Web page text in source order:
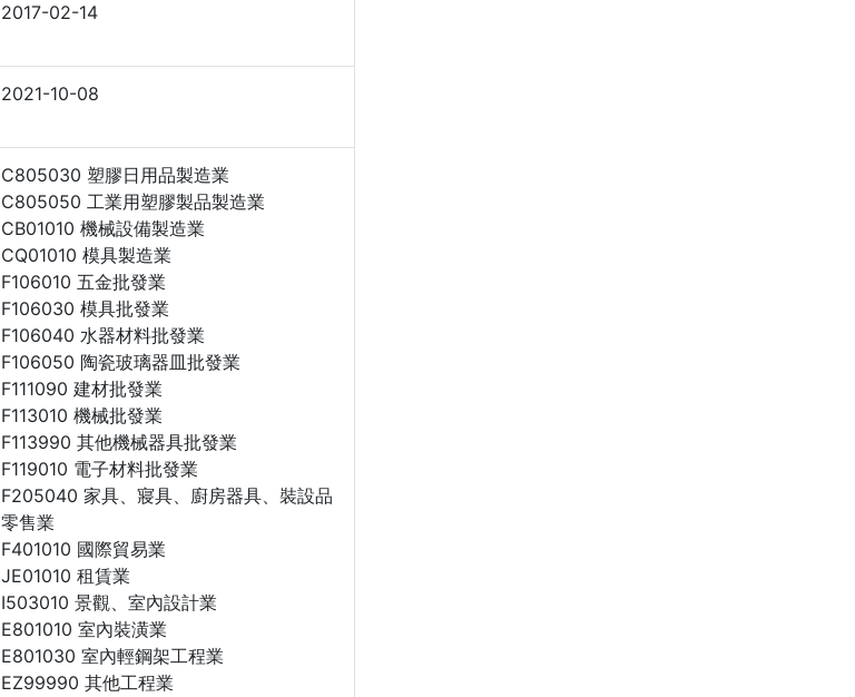
2017-02-14
2021-10-08
C805030 塑膠日用品製造業
C805050 工業用塑膠製品製造業
CB01010 機械設備製造業
CQ01010 模具製造業
F106010 五金批發業
F106030 模具批發業
F106040 水器材料批發業
F106050 陶瓷玻璃器皿批發業
F111090 建材批發業
F113010 機械批發業
F113990 其他機械器具批發業
F119010 電子材料批發業
F205040 家具、寢具、廚房器具、裝設品
零售業
F401010 國際貿易業
JE01010 租賃業
I503010 景觀、室內設計業
E801010 室內裝潢業
E801030 室內輕鋼架工程業
EZ99990 其他工程業